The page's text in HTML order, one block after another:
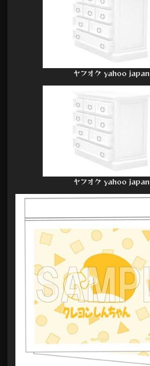
ヤフオク yahoo japan
ヤフオク yahoo japan